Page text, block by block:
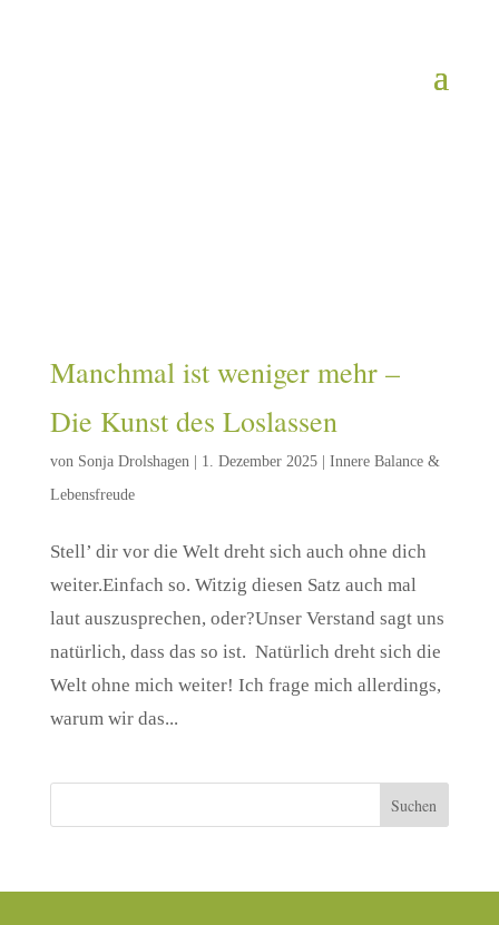
Manchmal ist weniger mehr –
Die Kunst des Loslassen
von Sonja Drolshagen 1. Dezember 2025| Innere Balance &
Lebensfreude
Stell’ dir vor die Welt dreht sich auch ohne dich
weiter.Einfach so. Witzig diesen Satz auch mal
laut auszusprechen, oder?Unser Verstand sagt uns
natürlich, dass das so ist. Natürlich dreht sich die
Welt ohne mich weiter! Ich frage mich allerdings,
warum wir das...